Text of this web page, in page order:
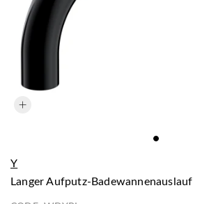
Y
langer Aufputz-Badewannenauslauf